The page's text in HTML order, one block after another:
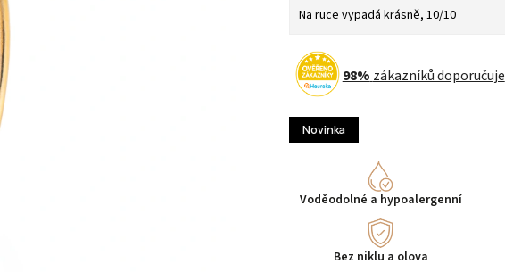
Na ruce vypadá krásně, 10/10
98% zákazníků doporučuje
Novinka
Voděodolné a hypoalergenní
Bez niklu a olova